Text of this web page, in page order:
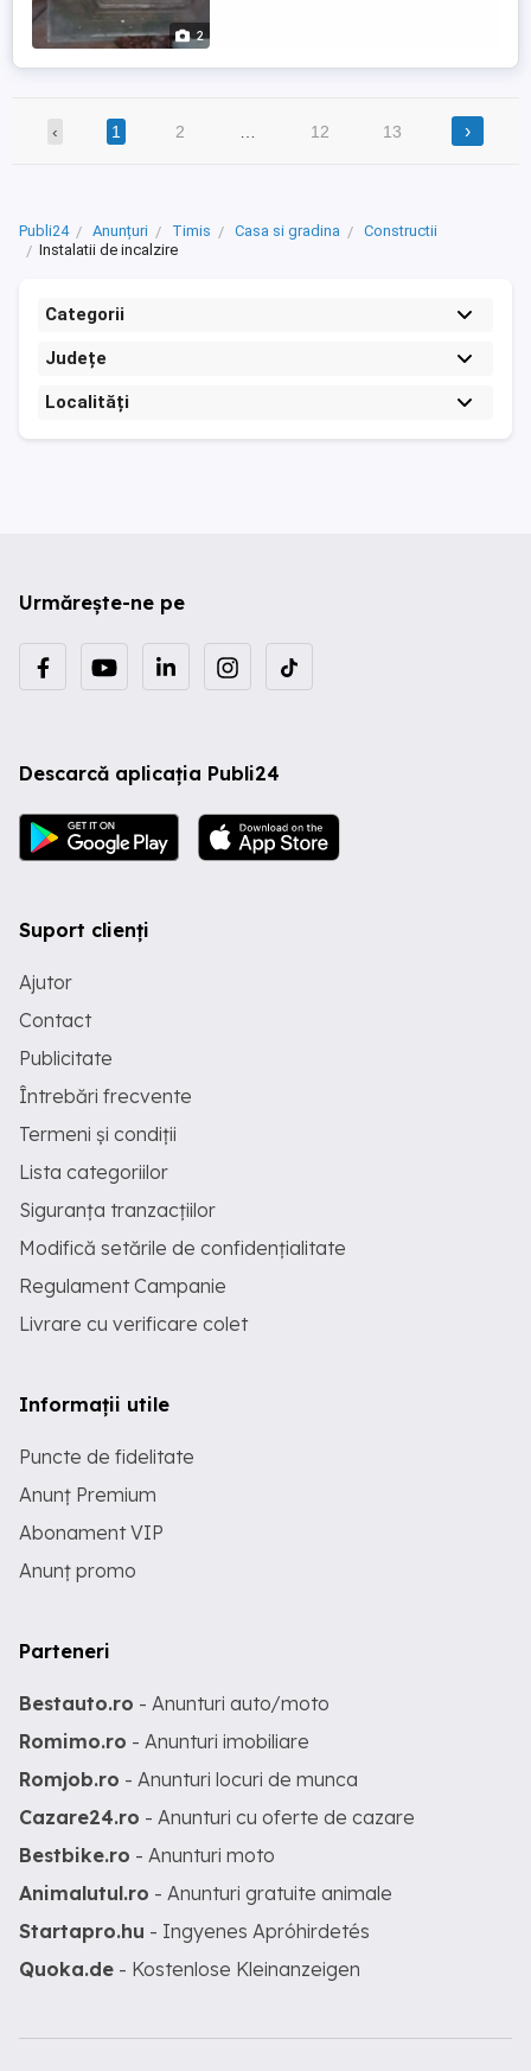
2
‹ 1 2 12 13 ›
Publi24 Anunțuri Timis Casa si gradina
Constructii
Instalatii de incalzire
Categorii
Județe
Localități
Urmărește-ne pe
Descarcă aplicația Publi24
Suport clienți
Ajutor
Contact
Publicitate
Întrebări frecvente
Termeni și condiții
Lista categoriilor
Siguranța tranzacțiilor
Modifică setările de confidențialitate
Regulament Campanie
Livrare cu verificare colet
Informații utile
Puncte de fidelitate
Anunț Premium
Abonament VIP
Anunț promo
Parteneri
Bestauto.ro - Anunturi auto/moto
Romimo.ro - Anunturi imobiliare
Romjob.ro - Anunturi locuri de munca
Cazare24.ro - Anunturi cu oferte de cazare
Bestbike.ro - Anunturi moto
Animalutul.ro - Anunturi gratuite animale
Startapro.hu - Ingyenes Apróhirdetés
Quoka.de - Kostenlose Kleinanzeigen